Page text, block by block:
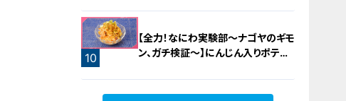
10
【全力！なにわ実験部～ナゴヤのギモ
ン、ガチ検証～】にんじん入りポテト